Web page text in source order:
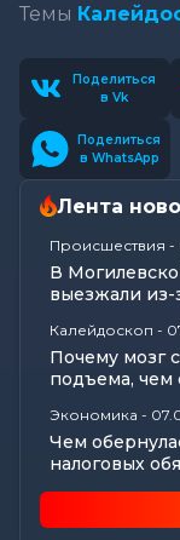
Темы
Поделиться
в Vk
Поделиться
в WhatsApp
Лента
Происшествия -
В
выезжали из-
Калейдоскоп -
Почему мозг
подъема, чем
Экономика -
Чем
налоговых
Цифры,